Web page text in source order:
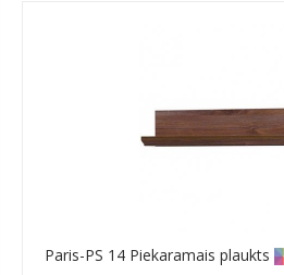
Paris-PS 14 Piekaramais plaukts